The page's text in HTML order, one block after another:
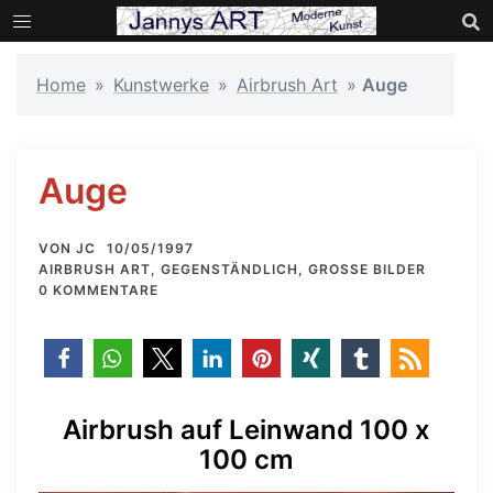
Zum
Inhalt
Home » Kunstwerke » Airbrush Art » Auge
Auge
VON JC
10/05/1997
AIRBRUSH ART, GEGENSTÄNDLICH , GROSSE BILDER
0 KOMMENTARE
Airbrush auf Leinwand 100 x
100 cm